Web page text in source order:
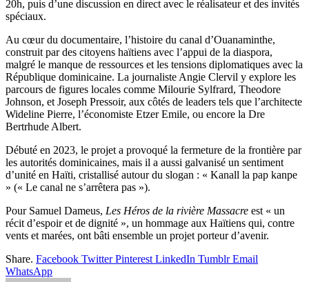
20h, puis d’une discussion en direct avec le réalisateur et des invités
spéciaux.
Au cœur du documentaire, l’histoire du canal d’Ouanaminthe,
construit par des citoyens haïtiens avec l’appui de la diaspora,
malgré le manque de ressources et les tensions diplomatiques avec la
République dominicaine. La journaliste Angie Clervil y explore les
parcours de figures locales comme Milourie Sylfrard, Theodore
Johnson, et Joseph Pressoir, aux côtés de leaders tels que l’architecte
Wideline Pierre, l’économiste Etzer Emile, ou encore la Dre
Bertrhude Albert.
Débuté en 2023, le projet a provoqué la fermeture de la frontière par
les autorités dominicaines, mais il a aussi galvanisé un sentiment
d’unité en Haïti, cristallisé autour du slogan : « Kanall la pap kanpe
» (« Le canal ne s’arrêtera pas »).
Pour Samuel Dameus, Les Héros de la rivière Massacre est « un
récit d’espoir et de dignité », un hommage aux Haïtiens qui, contre
vents et marées, ont bâti ensemble un projet porteur d’avenir.
Share. Facebook Twitter Pinterest LinkedIn Tumblr Email
WhatsApp